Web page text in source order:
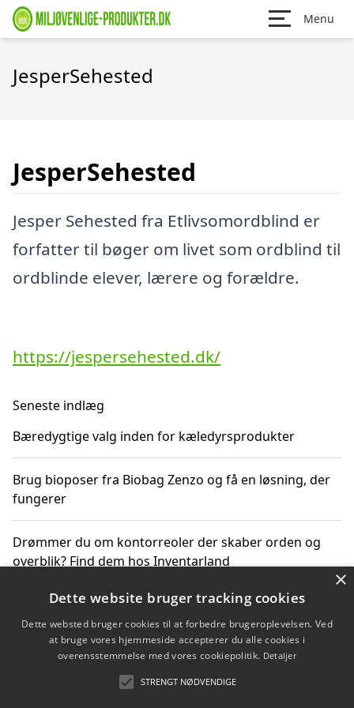
Menu
JesperSehested
JesperSehested
Jesper Sehested fra Etlivsomordblind er
forfatter til bøger om livet som ordblind til
ordblinde elever, lærere og forældre.
https://jespersehested.dk/
Seneste indlæg
Bæredygtige valg inden for kæledyrsprodukter
Brug bioposer fra Biobag Zenzo og få en løsning, der
fungerer
Drømmer du om kontorreoler der skaber orden og
overblik? Find dem hos Inventarland
Hvordan stjernetegn datoer og miljø påvirker dine
produktvalg
Bæredygtige gadgets til en grønnere hverdag
×
Dette website bruger tracking cookies
Dette websted bruger cookies til at forbedre brugeroplevelsen. Ved
at bruge vores hjemmeside accepterer du alle cookies i
overensstemmelse med vores cookiepolitik. Detaljer
STRENGT NØDVENDIGE